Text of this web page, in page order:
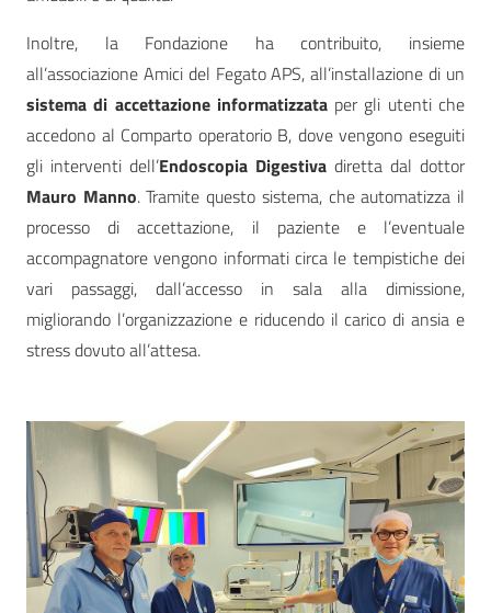
Inoltre, la Fondazione ha contribuito, insieme
all’associazione Amici del Fegato APS, all’installazione di un
sistema di accettazione informatizzataper gli utenti che
accedono al Comparto operatorio B, dove vengono eseguiti
gli interventi dell’Endoscopia Digestiva diretta dal dottor
Mauro Manno. Tramite questo sistema, che automatizza il
processo di accettazione, il paziente e l’eventuale
accompagnatore vengono informati circa le tempistiche dei
vari passaggi, dall’accesso in sala alla dimissione,
migliorando l’organizzazione e riducendo il carico di ansia e
stress dovuto all’attesa.